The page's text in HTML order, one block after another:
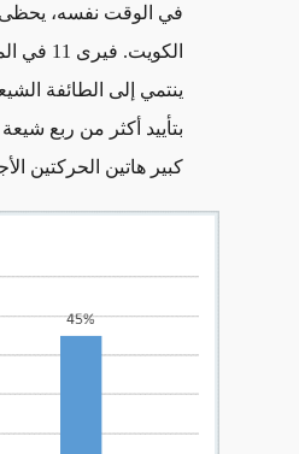
في الوقت نفسه، يحظى
ينتمي إلى الطائفة
بتأييد أكثر من ربع
كبير هاتين الحركتين